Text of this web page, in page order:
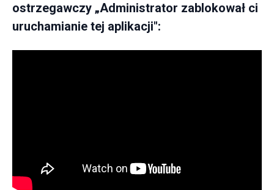
ostrzegawczy „Administrator zablokował ci
uruchamianie tej aplikacji":